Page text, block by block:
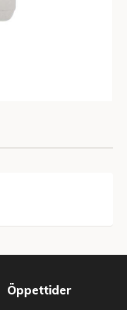
Öppettider